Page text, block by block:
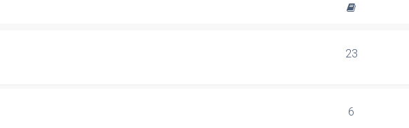
23
6